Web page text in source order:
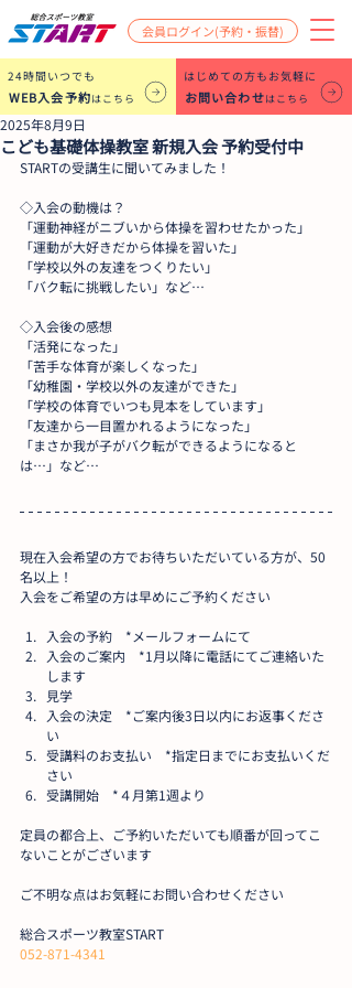
会員ログイン(予約・振替)
​24時間いつでも
WEB入会予約はこちら
はじめての方もお気軽に
お問い合わせはこちら
こども基礎体操教室 新規入会 予約受付中
2025年8月9日
STARTの受講生に聞いてみました！
◇入会の動機は？
「運動神経がニブいから体操を習わせたかった」
「運動が大好きだから体操を習いた」
「学校以外の友達をつくりたい」
「バク転に挑戦したい」など…
◇入会後の感想
「活発になった」
「苦手な体育が楽しくなった」
「幼稚園・学校以外の友達ができた」
「学校の体育でいつも見本をしています」
「友達から一目置かれるようになった」
「まさか我が子がバク転ができるようになると
は…」など…
現在入会希望の方でお待ちいただいている方が、50
名以上！
入会をご希望の方は早めにご予約ください
入会の予約　*メールフォームにて
入会のご案内　*1月以降に電話にてご連絡いた
します
見学
入会の決定　*ご案内後3日以内にお返事くださ
い
受講料のお支払い　*指定日までにお支払いくだ
さい
受講開始　*４月第1週より
定員の都合上、ご予約いただいても順番が回ってこ
ないことがございます
ご不明な点はお気軽にお問い合わせください
総合スポーツ教室START
052-871-4341